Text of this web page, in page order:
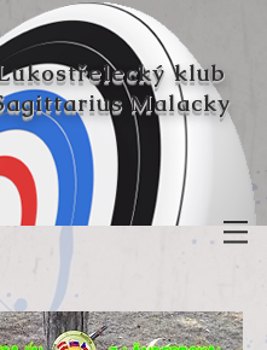
klub
Malacky